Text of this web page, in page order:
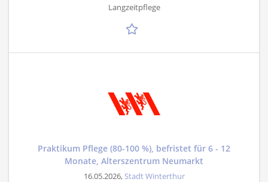
Langzeitpflege
Praktikum Pflege (80-100 %), befristet für 6 - 12
Monate, Alterszentrum Neumarkt
16.05.2026, Stadt Winterthur